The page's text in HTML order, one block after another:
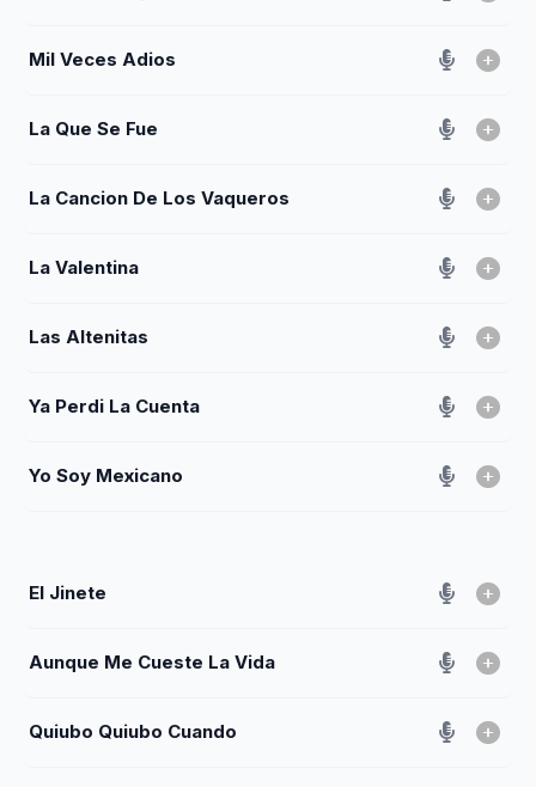
Mil Veces Adios
La Que Se Fue
La Cancion De Los Vaqueros
La Valentina
Las Altenitas
Ya Perdi La Cuenta
Yo Soy Mexicano
El Jinete
Aunque Me Cueste La Vida
Quiubo Quiubo Cuando